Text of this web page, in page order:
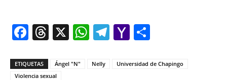
Facebook
Threads
X WhatsApp
Telegram
Yahoo
ETIQUETAS Ángel "N" Nelly
Universidad de Chapingo
Violencia sexual